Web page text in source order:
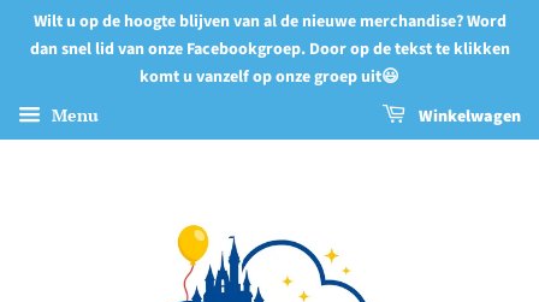
Wilt u op de hoogte blijven van al de nieuwe merchandise? Word
dan snel lid van onze Facebookgroep. Door op de tekst te klikken
komt u vanzelf op onze groep uit😃
Menu Winkelwagen